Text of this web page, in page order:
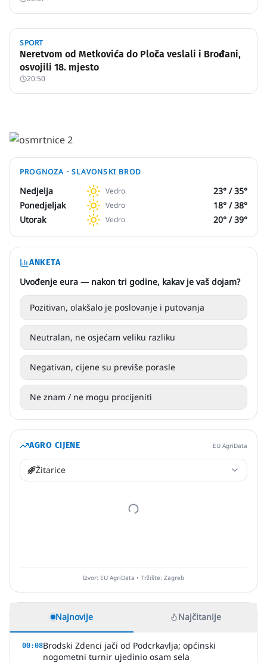
SPORT
Neretvom od Metkovića do Ploča veslali i Brođani,
osvojili 18. mjesto
20:50
PROGNOZA ·SLAVONSKI BROD
Nedjelja Vedro 23° /35°
Ponedjeljak
Vedro 18° /38°
Utorak
Vedro 20° /39°
ANKETA
Uvođenje eura — nakon tri godine, kakav je vaš dojam?
Pozitivan, olakšalo je poslovanje i putovanja
Neutralan, ne osjećam veliku razliku
Negativan, cijene su previše porasle
Ne znam / ne mogu procijeniti
AGRO CIJENE EU AgriData
Žitarice
Izvor: EU AgriData • Tržište: Zagreb
Najnovije Najčitanije
00:08Brodski Zdenci jači od Podcrkavlja; općinski
nogometni turnir ujedinio osam sela